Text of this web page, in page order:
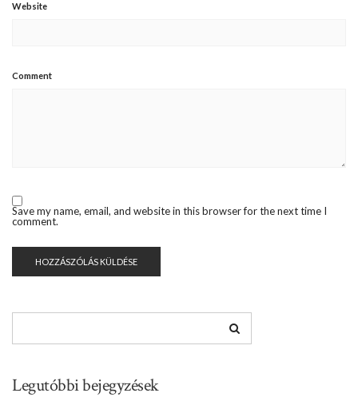
Website
Comment
Save my name, email, and website in this browser for the next time I
comment.
Legutóbbi bejegyzések